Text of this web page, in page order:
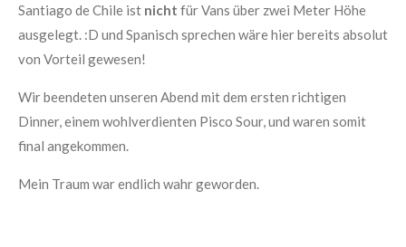
Santiago de Chile ist nicht für Vans über zwei Meter Höhe
ausgelegt. :D und Spanisch sprechen wäre hier bereits absolut
von Vorteil gewesen!
Wir beendeten unseren Abend mit dem ersten richtigen
Dinner, einem wohlverdienten Pisco Sour, und waren somit
final angekommen.
Mein Traum war endlich wahr geworden.